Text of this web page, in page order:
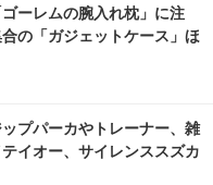
ーレムの腕入れ枕」に注
の「ガジェットケース」ほ
プパーカやトレーナー、雑
イオー、サイレンススズカ